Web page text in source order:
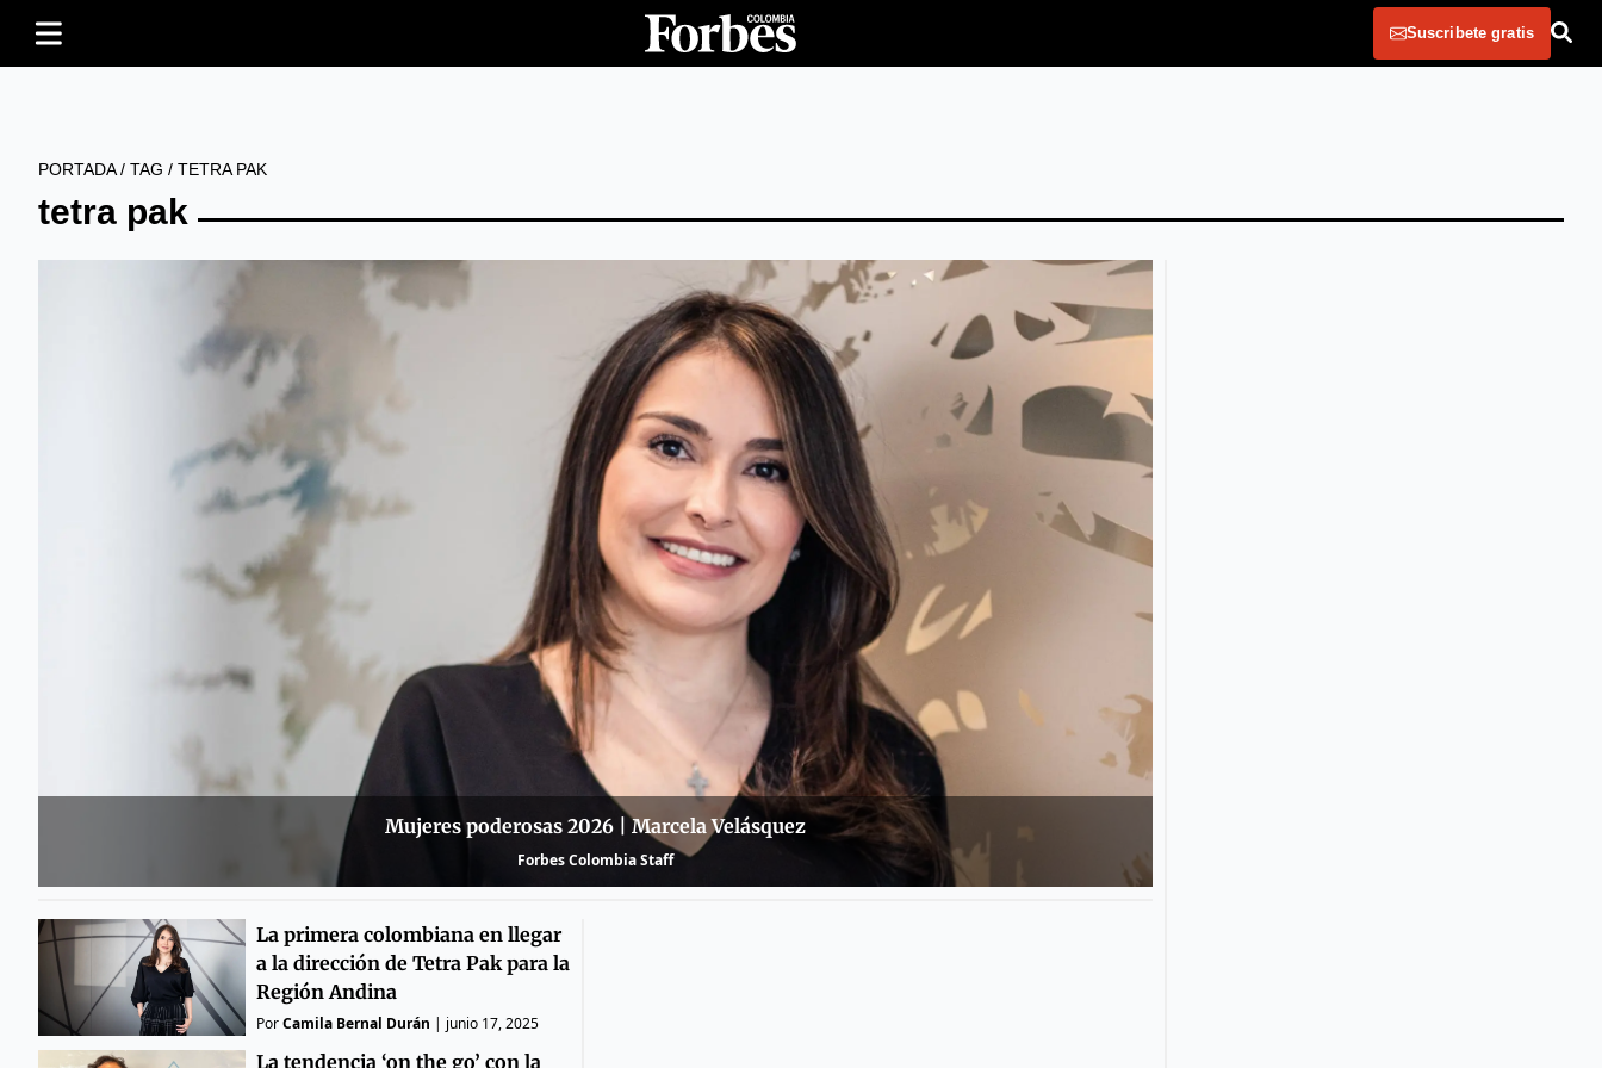
Suscribete gratis
PORTADA/ TAG / TETRA PAK
tetra pak
Mujeres poderosas 2026 | Marcela Velásquez
Forbes Colombia Staff
La primera colombiana en llegar
a la dirección de Tetra Pak para la
Región Andina
PorCamila Bernal Durán | junio 17, 2025
La tendencia ‘on the go’ con la